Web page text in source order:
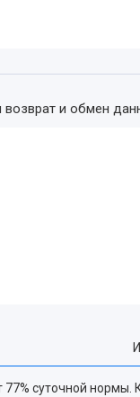
возврат и обмен
суточной